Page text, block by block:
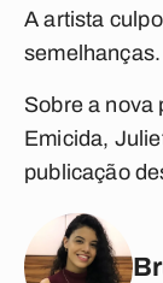
A artista
semelhanças.
Sobre a nova
Emicida,
publicação